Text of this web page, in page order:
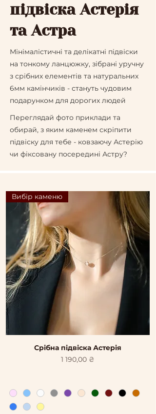
підвіска Астерія
та Астра
Мінімалістичні та делікатні підвіски
на тонкому ланцюжку, зібрані уручну
з срібних елементів та натуральних
6мм камінчиків - стануть чудовим
подарунком для дорогих людей
Переглядай фото приклади та
обирай, з яким каменем скріпити
підвіску для тебе - ковзаючу Астерію
чи фіксовану посередині Астру?
Вибір каменю
Срібна підвіска Астерія
Ціна
1 190,00 ₴